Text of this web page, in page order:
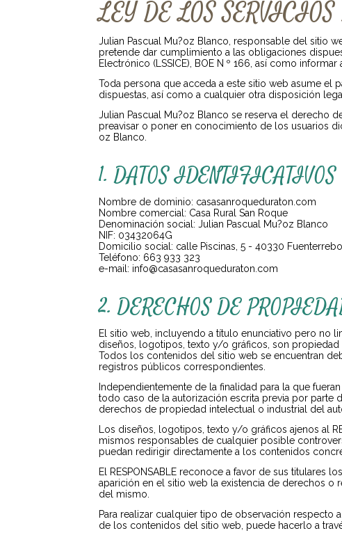
LEY DE LOS
Julian Pascual Mu?oz Blanco, responsable del sitio
pretende dar cumplimiento a las obligaciones
Electrónico (LSSICE), BOE N º 166, así como
Toda persona que acceda a este sitio web asume
dispuestas, así como a cualquier otra disposición
Julian Pascual Mu?oz Blanco se reserva el derecho
preavisar o poner en conocimiento de los usuarios
oz Blanco.
1. DATOS IDENTIFICATIVOS
Nombre de dominio: casasanroqueduraton.com
Nombre comercial: Casa Rural San Roque
Denominación social: Julian Pascual Mu?oz Blanco
NIF: 03432064G
Domicilio social: calle Piscinas, 5 - 40330
Teléfono: 663 933 323
e-mail: info@casasanroqueduraton.com
2. DERECHOS DE
El sitio web, incluyendo a título enunciativo pero no
diseños, logotipos, texto y/o gráficos, son propiedad
Todos los contenidos del sitio web se encuentran
registros públicos correspondientes.
Independientemente de la finalidad para la que
todo caso de la autorización escrita previa por parte
derechos de propiedad intelectual o industrial del
Los diseños, logotipos, texto y/o gráficos ajenos al
mismos responsables de cualquier posible
puedan redirigir directamente a los contenidos
El RESPONSABLE reconoce a favor de sus
aparición en el sitio web la existencia de derechos
del mismo.
Para realizar cualquier tipo de observación
de los contenidos del sitio web, puede hacerlo a